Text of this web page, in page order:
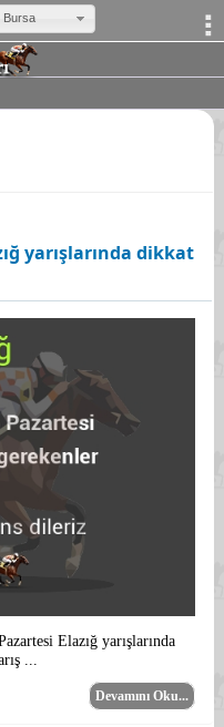
Bursa
yarışlarında dikkat
Elazığ yarışlarında
...
Devamını Oku...
×